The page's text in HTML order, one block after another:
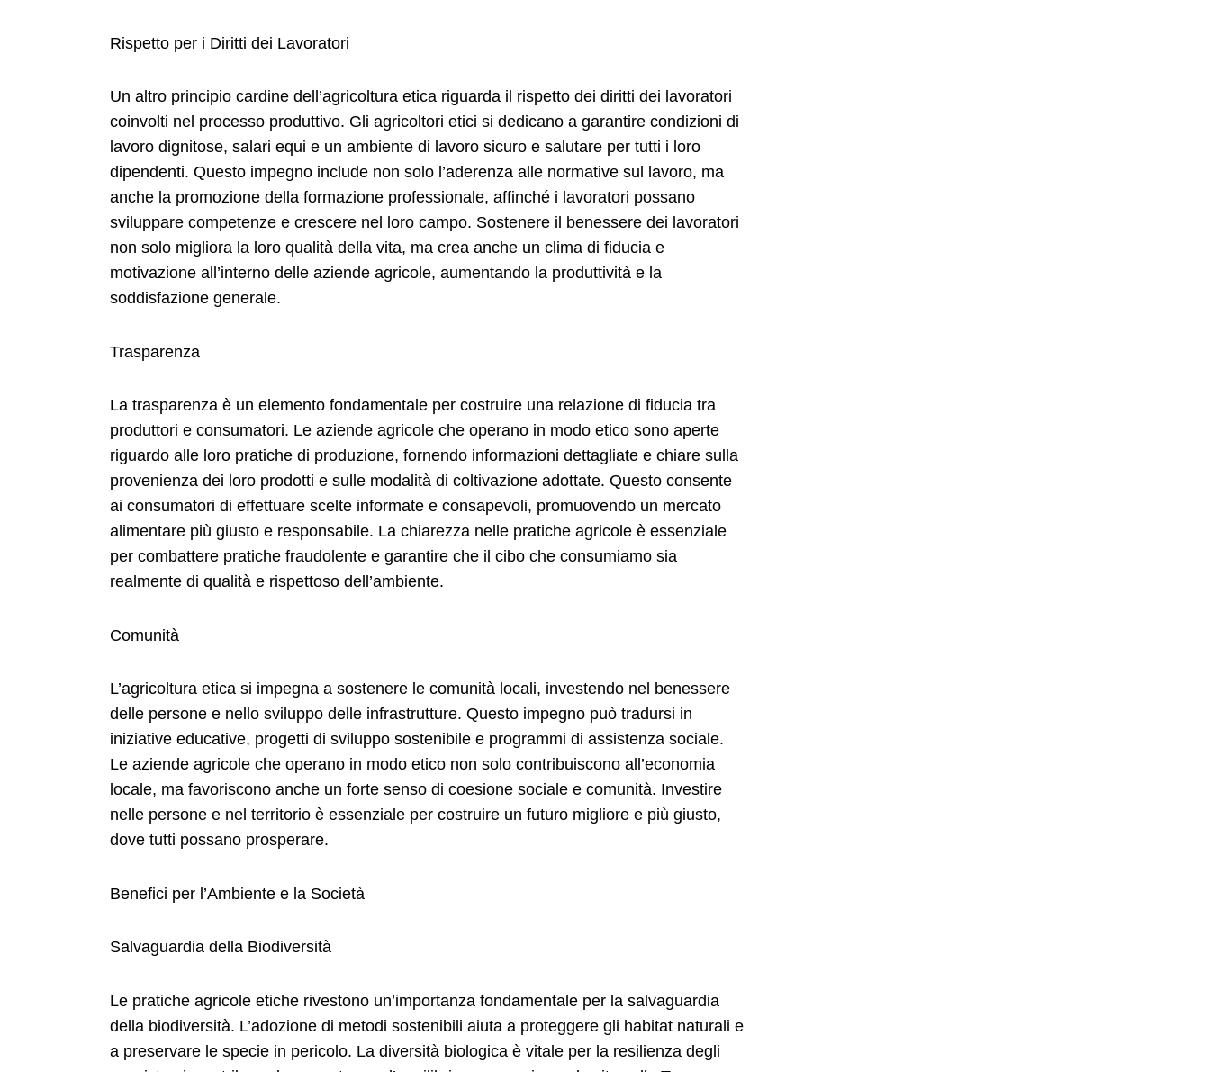
Rispetto per i Diritti dei Lavoratori
Un altro principio cardine dell’agricoltura etica riguarda il rispetto dei diritti dei lavoratori
coinvolti nel processo produttivo. Gli agricoltori etici si dedicano a garantire condizioni di
lavoro dignitose, salari equi e un ambiente di lavoro sicuro e salutare per tutti i loro
dipendenti. Questo impegno include non solo l’aderenza alle normative sul lavoro, ma
anche la promozione della formazione professionale, affinché i lavoratori possano
sviluppare competenze e crescere nel loro campo. Sostenere il benessere dei lavoratori
non solo migliora la loro qualità della vita, ma crea anche un clima di fiducia e
motivazione all’interno delle aziende agricole, aumentando la produttività e la
soddisfazione generale.
Trasparenza
La trasparenza è un elemento fondamentale per costruire una relazione di fiducia tra
produttori e consumatori. Le aziende agricole che operano in modo etico sono aperte
riguardo alle loro pratiche di produzione, fornendo informazioni dettagliate e chiare sulla
provenienza dei loro prodotti e sulle modalità di coltivazione adottate. Questo consente
ai consumatori di effettuare scelte informate e consapevoli, promuovendo un mercato
alimentare più giusto e responsabile. La chiarezza nelle pratiche agricole è essenziale
per combattere pratiche fraudolente e garantire che il cibo che consumiamo sia
realmente di qualità e rispettoso dell’ambiente.
Comunità
L’agricoltura etica si impegna a sostenere le comunità locali, investendo nel benessere
delle persone e nello sviluppo delle infrastrutture. Questo impegno può tradursi in
iniziative educative, progetti di sviluppo sostenibile e programmi di assistenza sociale.
Le aziende agricole che operano in modo etico non solo contribuiscono all’economia
locale, ma favoriscono anche un forte senso di coesione sociale e comunità. Investire
nelle persone e nel territorio è essenziale per costruire un futuro migliore e più giusto,
dove tutti possano prosperare.
Benefici per l’Ambiente e la Società
Salvaguardia della Biodiversità
Le pratiche agricole etiche rivestono un’importanza fondamentale per la salvaguardia
della biodiversità. L’adozione di metodi sostenibili aiuta a proteggere gli habitat naturali e
a preservare le specie in pericolo. La diversità biologica è vitale per la resilienza degli